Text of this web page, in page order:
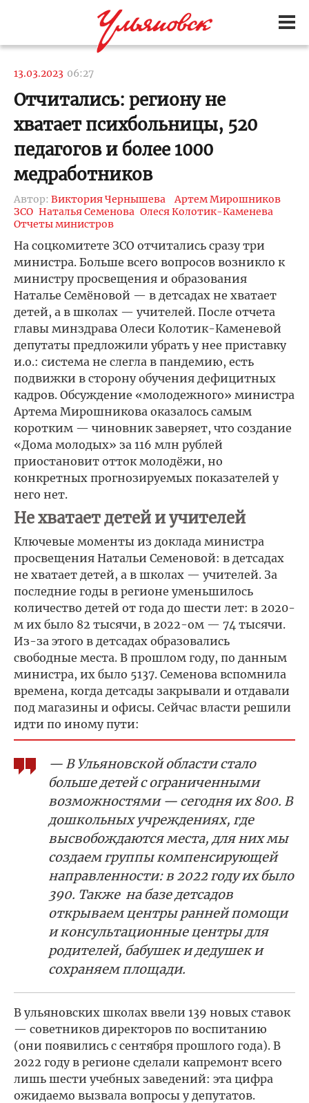
13.03.2023 06:27
Отчитались: региону не
хватает психбольницы, 520
педагогов и более 1000
медработников
Автор: Виктория Чернышева
Артем Мирошников
ЗСО Наталья Семенова Олеся Колотик-Каменева
Отчеты министров
На соцкомитете ЗСО отчитались сразу три
министра. Больше всего вопросов возникло к
министру просвещения и образования
Наталье Семёновой — в детсадах не хватает
детей, а в школах — учителей. После отчета
главы минздрава Олеси Колотик-Каменевой
депутаты предложили убрать у нее приставку
и.о.: система не слегла в пандемию, есть
подвижки в сторону обучения дефицитных
кадров. Обсуждение «молодежного» министра
Артема Мирошникова оказалось самым
коротким — чиновник заверяет, что создание
«Дома молодых» за 116 млн рублей
приостановит отток молодёжи, но
конкретных прогнозируемых показателей у
него нет.
Не хватает детей и учителей
Ключевые моменты из доклада министра
просвещения Натальи Семеновой: в детсадах
не хватает детей, а в школах — учителей. За
последние годы в регионе уменьшилось
количество детей от года до шести лет: в 2020-
м их было 82 тысячи, в 2022-ом — 74 тысячи.
Из-за этого в детсадах образовались
свободные места. В прошлом году, по данным
министра, их было 5137. Семенова вспомнила
времена, когда детсады закрывали и отдавали
под магазины и офисы. Сейчас власти решили
идти по иному пути:
— В Ульяновской области стало
больше детей с ограниченными
возможностями — сегодня их 800. В
дошкольных учреждениях, где
высвобождаются места, для них мы
создаем группы компенсирующей
направленности: в 2022 году их было
390. Также на базе детсадов
открываем центры ранней помощи
и консультационные центры для
родителей, бабушек и дедушек и
сохраняем площади.
В ульяновских школах ввели 139 новых ставок
— советников директоров по воспитанию
(они появились с сентября прошлого года). В
2022 году в регионе сделали капремонт всего
лишь шести учебных заведений: эта цифра
ожидаемо вызвала вопросы у депутатов.